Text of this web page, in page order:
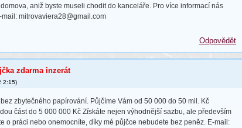
aniž byste museli chodit do kanceláře. Pro více informací nás
mitrovaviera28@gmail.com
Odpovědět
zdarma inzerát
2:15)
zbytečného papírování. Půjčíme Vám od 50 000 do 50 mil. Kč
část do 5 000 000 Kč Získáte nejen výhodnější sazbu, ale především
o práci nebo onemocníte, díky mé půjčce nebudete bez peněz. E-mail: